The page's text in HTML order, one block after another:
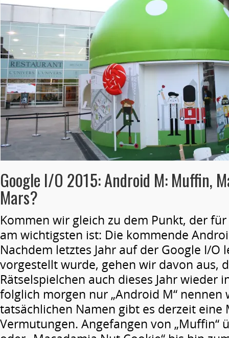
Google I/O 2015: Android M: Muffin,
Mars?
Kommen wir gleich zu dem Punkt, der
am wichtigsten ist: Die kommende
Nachdem letztes Jahr auf der Google I/O
vorgestellt wurde, gehen wir davon aus,
Rätselspielchen auch dieses Jahr wieder
folglich morgen nur „Android M“ nennen
tatsächlichen Namen gibt es derzeit eine
Vermutungen. Angefangen von „Muffin“